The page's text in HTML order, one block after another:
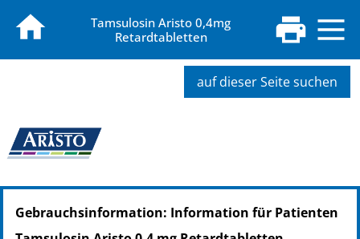
Tamsulosin Aristo 0,4mg
Retardtabletten
auf dieser Seite suchen
PZN: 09205560
PPN: 110920556029
PZN: 09205577
Gebrauchsinformation: Information für Patienten